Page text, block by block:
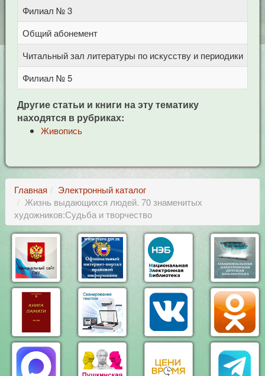
Филиал № 3
Общий абонемент
Читальный зал литературы по искусству и периодики
Филиал № 5
Другие статьи и книги на эту тематику
находятся в рубриках:
Живопись
Главная
Электронный каталог
Жизнь выдающихся людей. 70 знаменитых
художников:Судьба и творчество